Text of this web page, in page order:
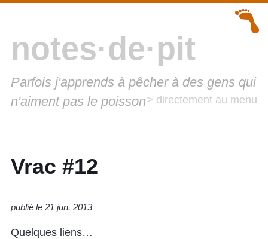
notes·de·pit
Parfois j'apprends à pêcher à des gens qui
n'aiment pas le poisson> directement au menu
Vrac #12
publié le 21 jun. 2013
Quelques liens…